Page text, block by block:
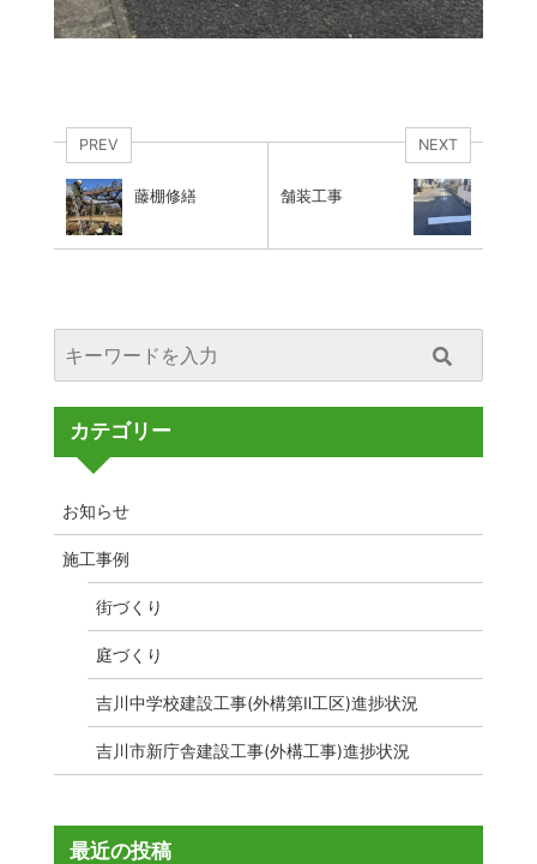
PREV
藤棚修繕
NEXT
舗装工事
カテゴリー
お知らせ
施工事例
街づくり
庭づくり
吉川中学校建設工事(外構第Ⅱ工区)進捗状況
吉川市新庁舎建設工事(外構工事)進捗状況
最近の投稿